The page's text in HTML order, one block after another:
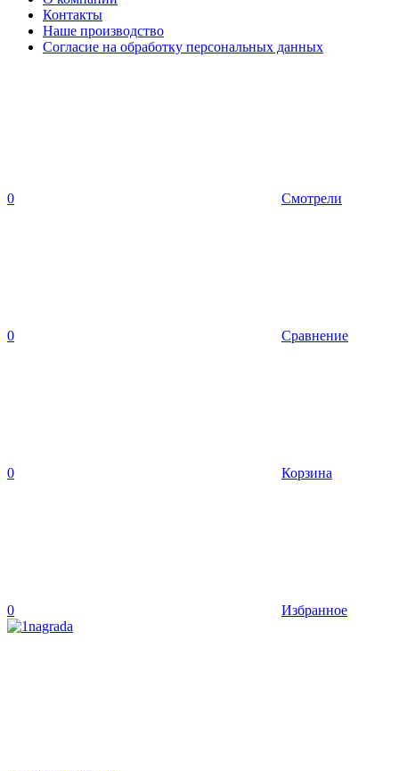
Контакты
Наше производство
Согласие на обработку персональных данных
0 Смотрели
0 Сравнение
0 Корзина
0 Избранное